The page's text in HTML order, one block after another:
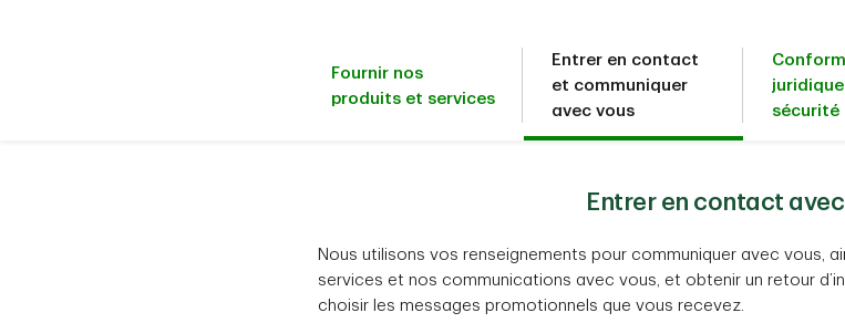
Fournir nos
produits et services
Entrer en contact
et communiquer
avec vous
sécurité
Entrer en contact
Nous utilisons vos renseignements pour communiquer avec vous,
services et nos communications avec vous, et obtenir un retour
choisir les messages promotionnels que vous recevez.